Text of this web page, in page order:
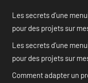
Les secrets d’une
pour des projets sur
Les secrets d’une
pour des projets sur
Comment adapter un